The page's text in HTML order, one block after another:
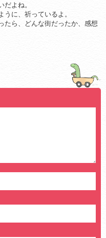
よね。
に、祈っているよ。
たら、どんな街だったか、感想